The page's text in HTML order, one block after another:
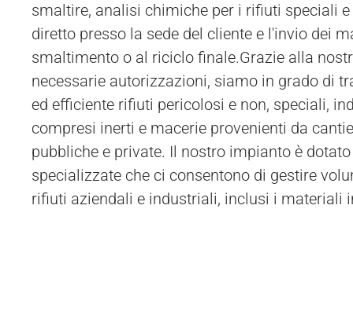
smaltire, analisi chimiche per i rifiuti speciali
diretto presso la sede del cliente e l'invio dei
smaltimento o al riciclo finale.Grazie alla
necessarie autorizzazioni, siamo in grado di
ed efficiente rifiuti pericolosi e non, speciali,
compresi inerti e macerie provenienti da
pubbliche e private. Il nostro impianto è
specializzate che ci consentono di gestire
rifiuti aziendali e industriali, inclusi i materiali
presso la sede del cliente a Villamiroglio o
utilizzando mezzi autorizzati per i trasporti speciali. In
cliente ha la possibilità di inviare